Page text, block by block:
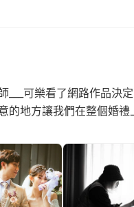
___可樂看了網路作品決
的地方讓我們在整個婚